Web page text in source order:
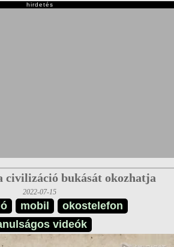
hirdetés
civilizáció bukását okozhatja
2022-07-15
mobil
okostelefon
videók